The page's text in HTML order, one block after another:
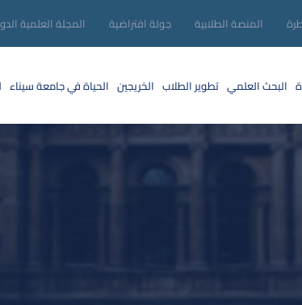
المنصة الطلابية جولة افتراضية المجلة العلمية
البحث العلمي تطوير الطلاب الخريجين الحياة في جامعة سيناء